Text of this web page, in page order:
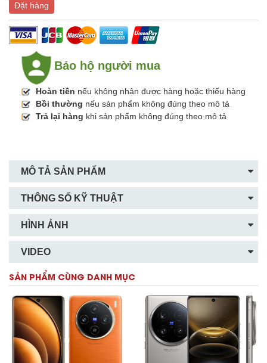
Đặt hàng
Bảo hộ người mua
Hoàn tiền nếu không nhận được hàng hoặc thiếu hàng
Bồi thường nếu sản phẩm không đúng theo mô tả
Trả lại hàng khi sản phẩm không đúng theo mô tả
MÔ TẢ SẢN PHẨM
THÔNG SỐ KỸ THUẬT
HÌNH ẢNH
VIDEO
SẢN PHẨM CÙNG DANH MỤC